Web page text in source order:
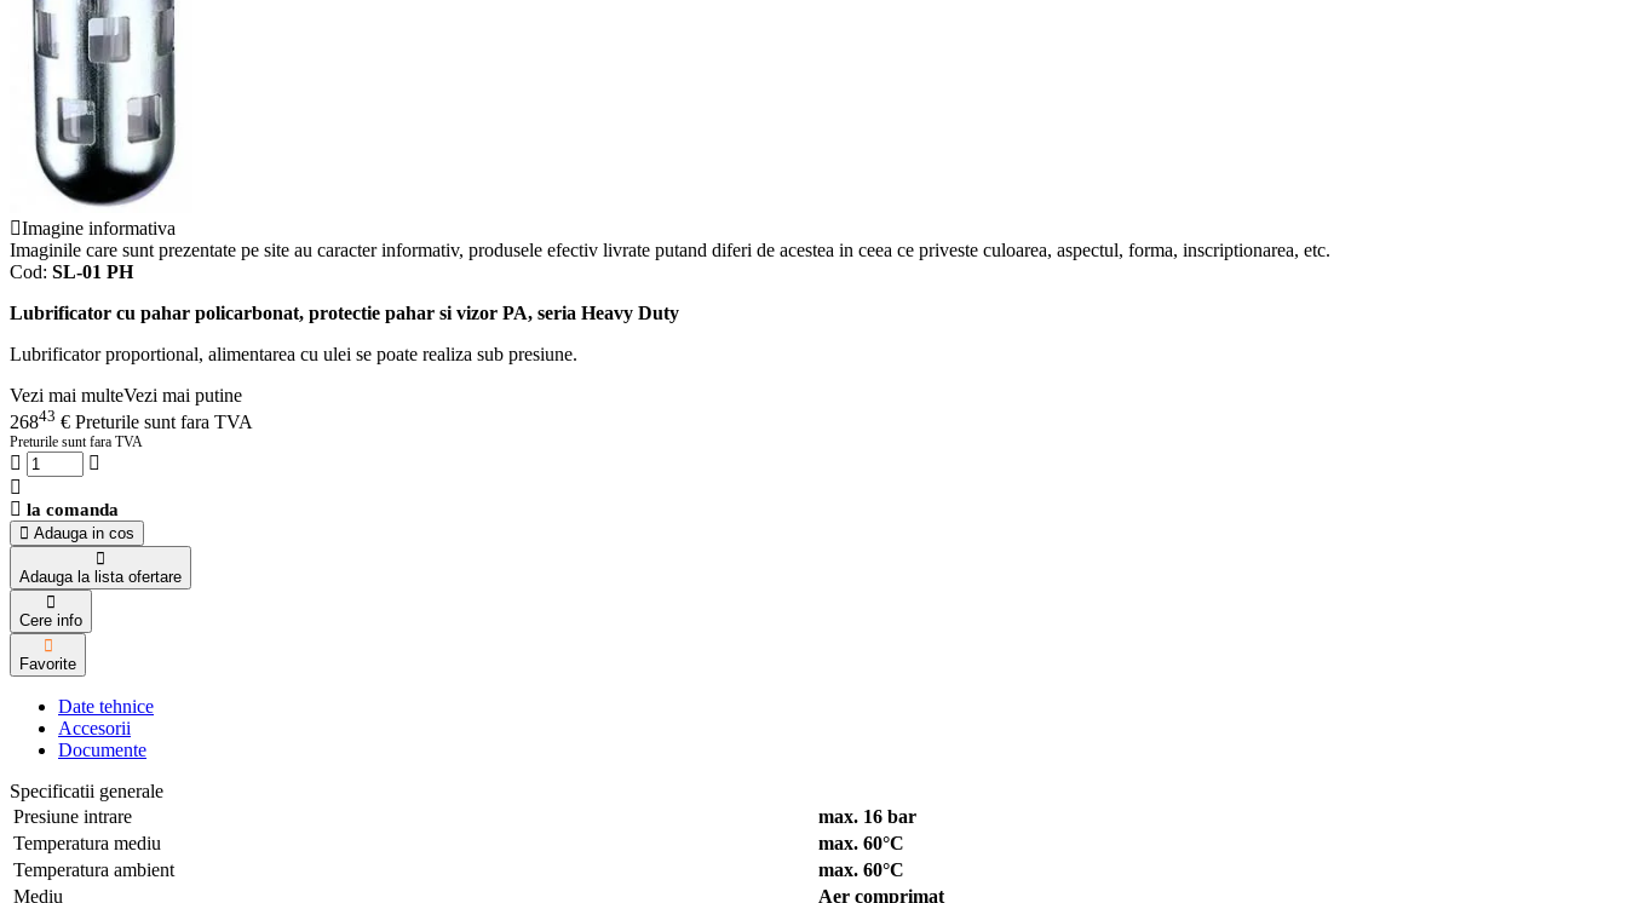
Imagine informativa
Imaginile care sunt prezentate pe site au caracter informativ, produsele efectiv livrate putand diferi de acestea in ceea ce priveste culoarea, aspectul, forma, inscriptionarea, etc.
Cod: SL-01 PH
Lubrificator cu pahar policarbonat, protectie pahar si vizor PA, seria Heavy Duty
Lubrificator proportional, alimentarea cu ulei se poate realiza sub presiune.
Vezi mai multeVezi mai putine
26843 € Preturile sunt fara TVA
Preturile sunt fara TVA
la comanda
Adauga in cos
Adauga la lista ofertare
Cere info
Favorite
Date tehnice
Accesorii
Documente
Specificatii generale
Presiune intrare
max. 16 bar
Temperatura mediu
max. 60°C
Temperatura ambient
max. 60°C
Mediu
Aer comprimat